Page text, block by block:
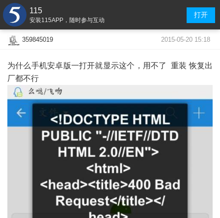
115
安装115APP，随时参与互动
打开
359845019 2015-05-20 15:18
为什么手机安卓版一打开就显示这个，用不了 重装 恢复出
厂都不行